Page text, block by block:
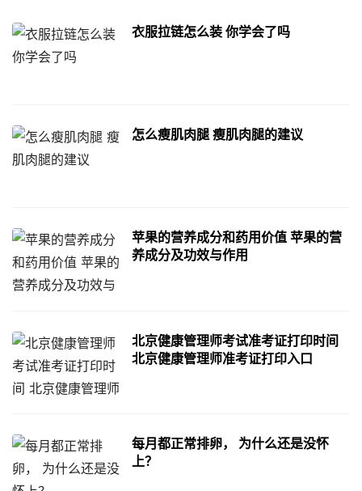
衣服拉链怎么装 你学会了吗
怎么瘦肌肉腿 瘦肌肉腿的建议
苹果的营养成分和药用价值 苹果的营
养成分及功效与作用
北京健康管理师考试准考证打印时间
北京健康管理师准考证打印入口
每月都正常排卵， 为什么还是没怀
上？